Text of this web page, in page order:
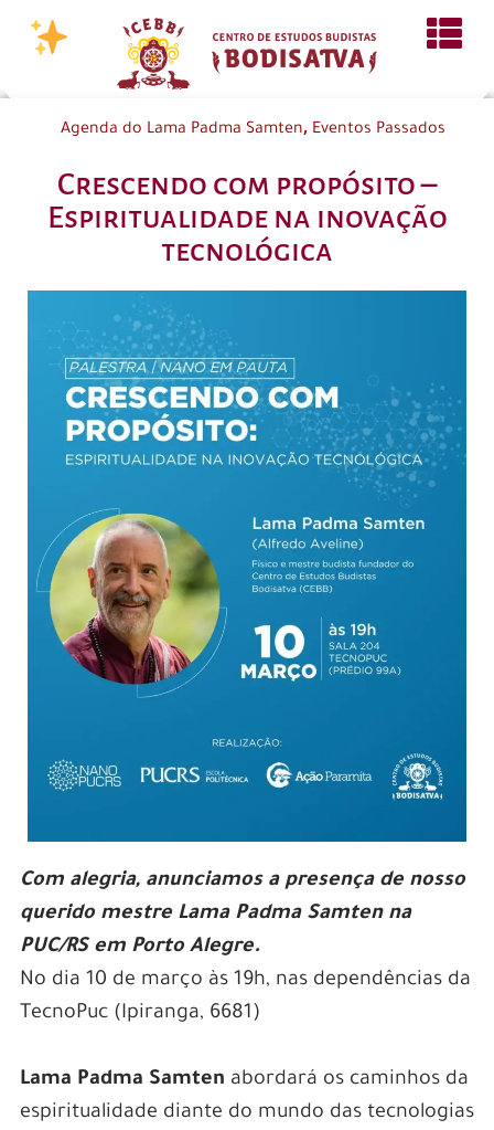
Agenda do Lama Padma Samten, Eventos Passados
Crescendo com propósito –
Espiritualidade na inovação
tecnológica
Com alegria, anunciamos a presença de nosso
querido mestre Lama Padma Samten na
PUC/RS em Porto Alegre.
No dia 10 de março às 19h, nas dependências da
TecnoPuc (Ipiranga, 6681)
Lama Padma Samten abordará os caminhos da
espiritualidade diante do mundo das tecnologias